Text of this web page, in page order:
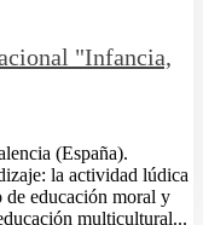
"Infancia,
(España).
la actividad lúdica
de educación moral y
multicultural...